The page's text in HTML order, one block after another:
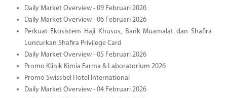
Daily Market Overview - 09 Februari 2026
Daily Market Overview - 06 Februari 2026
Perkuat Ekosistem Haji Khusus, Bank Muamalat dan Shafira
Luncurkan Shafira Privilege Card
Daily Market Overview - 05 Februari 2026
Promo Klinik Kimia Farma & Laboratorium 2026
Promo Swissbel Hotel International
Daily Market Overview - 04 Februari 2026